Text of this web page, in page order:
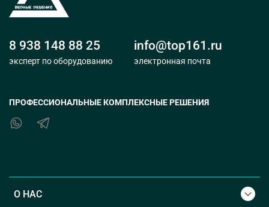
О НАС
8 938 148 88 25
эксперт по оборудованию
info@top161.ru
электронная почта
ПРОФЕССИОНАЛЬНЫЕ КОМПЛЕКСНЫЕ РЕШЕНИЯ